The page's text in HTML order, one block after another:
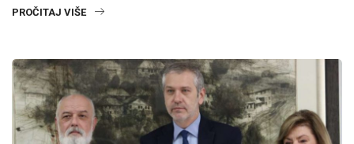
PROČITAJ VIŠE